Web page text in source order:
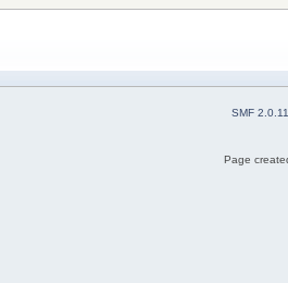
SMF 2.0.11
Page